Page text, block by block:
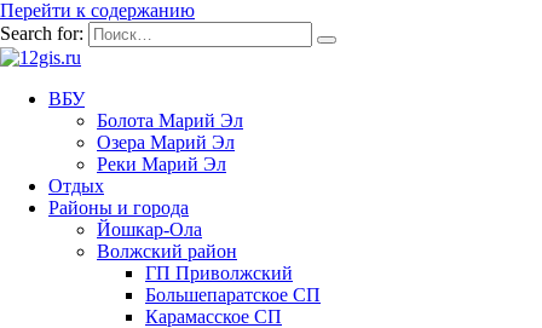
Перейти к содержанию
Search for:
ВБУ
Болота Марий Эл
Озера Марий Эл
Реки Марий Эл
Отдых
Районы и города
Йошкар-Ола
Волжский район
ГП Приволжский
Большепаратское СП
Карамасское СП